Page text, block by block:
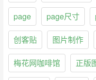
page page尺寸
创客贴 图片制作
梅花网咖啡馆 正版